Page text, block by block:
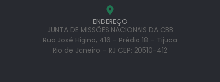
ENDEREÇO
JUNTA DE MISSÕES NACIONAIS DA CBB
Rua José Higino, 416 – Prédio 18 – Tijuca
Rio de Janeiro – RJ CEP: 20510-412